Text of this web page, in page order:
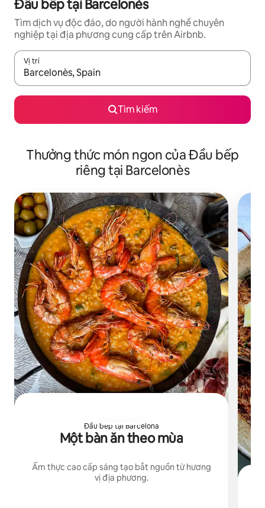
Đầu bếp tại Barcelonès
Tìm dịch vụ độc đáo, do người hành nghề chuyên
nghiệp tại địa phương cung cấp trên Airbnb.
Vị trí
Khi có kết quả, hãy điều hướng bằng phím mũi tên lên và
Tìm kiếm
Thưởng thức món ngon của Đầu bếp
riêng tại Barcelonès
Đầu bếp tại Barcelona
Một bàn ăn theo mùa
Ẩm thực cao cấp sáng tạo bắt nguồn từ hương
vị địa phương.